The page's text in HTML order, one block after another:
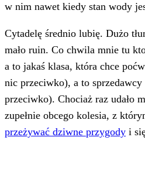
w nim nawet kiedy stan wody
Cytadelę średnio lubię. Dużo
mało ruin. Co chwila mnie tu
a to jakaś klasa, która chce
nic przeciwko), a to
przeciwko). Chociaż raz udało
zupełnie obcego kolesia, z
przeżywać dziwne przygody i